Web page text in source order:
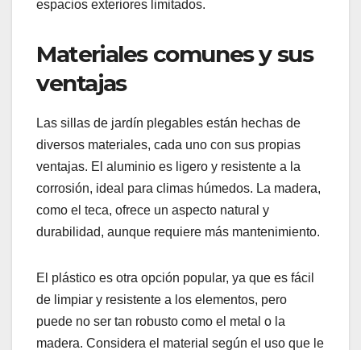
prácticos que combinan portabilidad y
funcionalidad. Se destacan por su capacidad de
ser fácilmente almacenadas y transportadas, lo
espacios exteriores limitados.
Materiales comunes y sus
ventajas
diversos materiales, cada uno con sus propias
ventajas. El aluminio es ligero y resistente a la
corrosión, ideal para climas húmedos. La madera,
como el teca, ofrece un aspecto natural y